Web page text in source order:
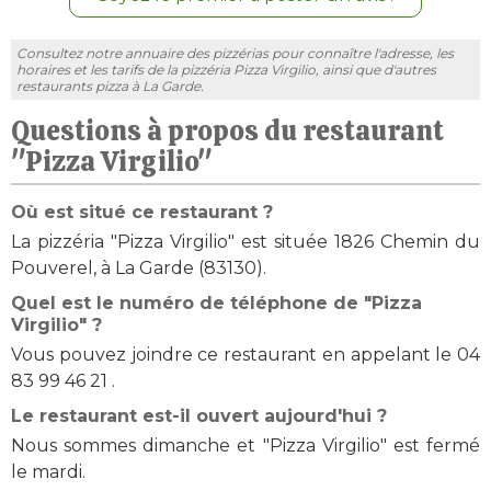
Consultez notre annuaire des pizzérias pour connaître l'adresse, les
horaires et les tarifs de la pizzéria Pizza Virgilio, ainsi que d'autres
restaurants pizza à La Garde.
Questions à propos du restaurant
"Pizza Virgilio"
Où est situé ce restaurant ?
La pizzéria "Pizza Virgilio" est située 1826 Chemin du
Pouverel, à La Garde (83130).
Quel est le numéro de téléphone de "Pizza
Virgilio" ?
Vous pouvez joindre ce restaurant en appelant le 04
83 99 46 21 .
Le restaurant est-il ouvert aujourd'hui ?
Nous sommes dimanche et "Pizza Virgilio" est fermé
le mardi.